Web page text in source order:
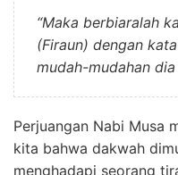
“Maka berbiaralah
(Firaun) dengan
mudah-mudahan
Perjuangan Nabi Musa
kita bahwa dakwah
menghadapi seorang